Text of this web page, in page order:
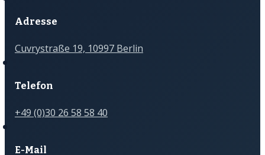
Adresse
Cuvrystraße 19, 10997 Berlin
Telefon
+49 (0)30 26 58 58 40
E-Mail